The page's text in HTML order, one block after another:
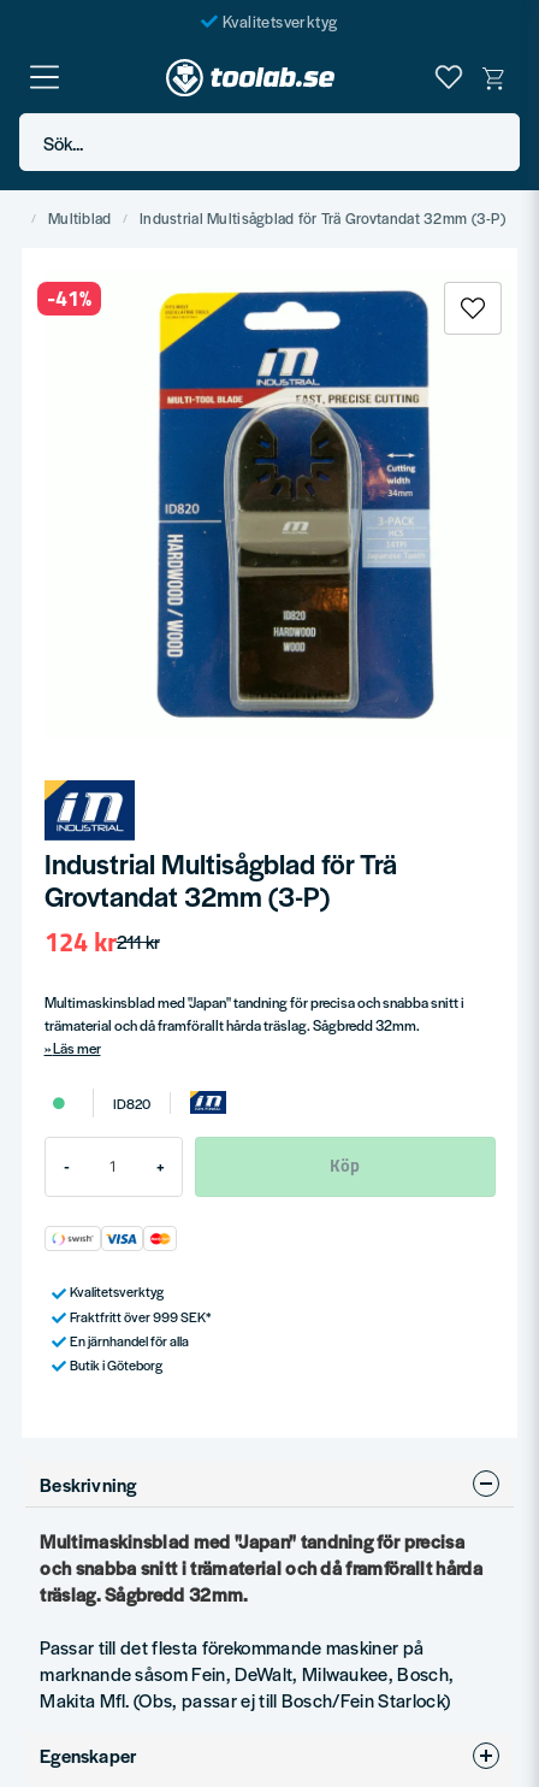
Kvalitetsverktyg
Fraktfritt över 999 SEK*
En järnhandel för alla
Sök...
Multiblad Industrial Multisågblad för Trä Grovtandat 32mm (3-P)
-41%
Industrial Multisågblad för Trä
Grovtandat 32mm (3-P)
211 kr
124 kr
Multimaskinsblad med "Japan" tandning för precisa och snabba snitt i
trämaterial och då framförallt hårda träslag. Sågbredd 32mm.
Läs mer
ID820
- + Köp
Kvalitetsverktyg
Fraktfritt över 999 SEK*
En järnhandel för alla
Butik i Göteborg
Beskrivning
Multimaskinsblad med "Japan" tandning för precisa
och snabba snitt i trämaterial och då framförallt hårda
träslag. Sågbredd 32mm.
Passar till det flesta förekommande maskiner på
marknande såsom Fein, DeWalt, Milwaukee, Bosch,
Makita Mfl. (Obs, passar ej till Bosch/Fein Starlock)
Egenskaper